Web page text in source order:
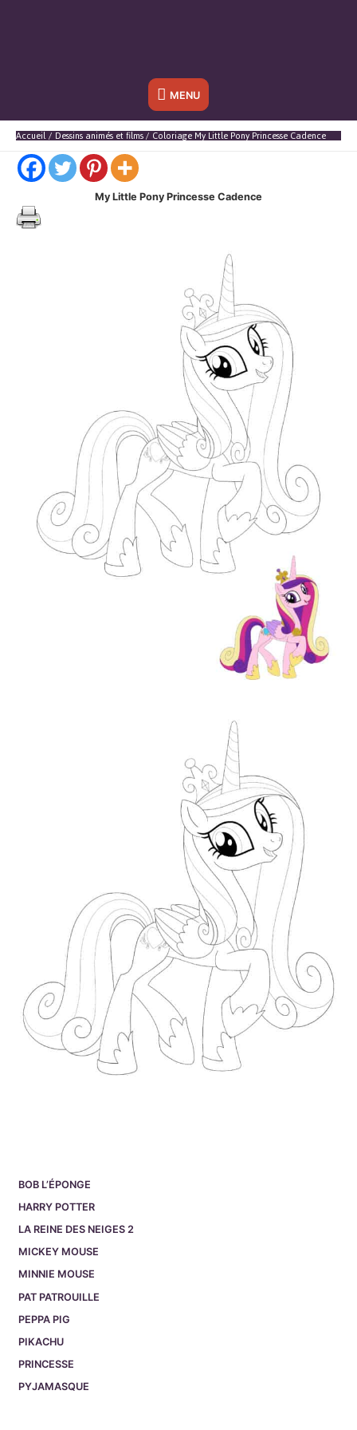
Sous
l'en-
MENU
Accueil Dessins animés et films Coloriage My Little Pony Princesse Cadence
BOB L’ÉPONGE
HARRY POTTER
LA REINE DES NEIGES 2
MICKEY MOUSE
MINNIE MOUSE
PAT PATROUILLE
PEPPA PIG
PIKACHU
PRINCESSE
PYJAMASQUE
My Little Pony Princesse Cadence